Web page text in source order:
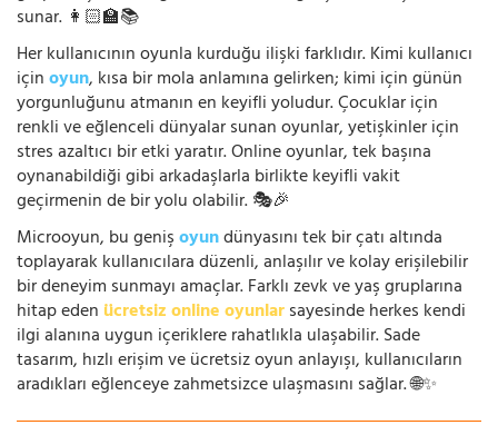
sunar. 👩🏻‍🏫📚
Her kullanıcının oyunla kurduğu ilişki farklıdır. Kimi kullanıcı
içinoyun, kısa bir mola anlamına gelirken; kimi için günün
yorgunluğunu atmanın en keyifli yoludur. Çocuklar için
renkli ve eğlenceli dünyalar sunan oyunlar, yetişkinler için
stres azaltıcı bir etki yaratır. Online oyunlar, tek başına
oynanabildiği gibi arkadaşlarla birlikte keyifli vakit
geçirmenin de bir yolu olabilir. 🎭🎉
Microoyun, bu genişoyundünyasını tek bir çatı altında
toplayarak kullanıcılara düzenli, anlaşılır ve kolay erişilebilir
bir deneyim sunmayı amaçlar. Farklı zevk ve yaş gruplarına
hitap eden ücretsiz online oyunlarsayesinde herkes kendi
ilgi alanına uygun içeriklere rahatlıkla ulaşabilir. Sade
tasarım, hızlı erişim ve ücretsiz oyun anlayışı, kullanıcıların
aradıkları eğlenceye zahmetsizce ulaşmasını sağlar. 🌐✨